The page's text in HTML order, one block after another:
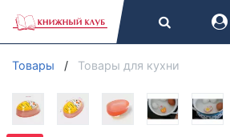
Товары Товары для кухни